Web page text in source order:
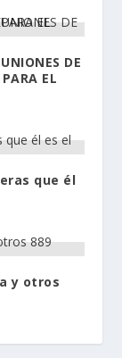
DE
EL
que él
y otros